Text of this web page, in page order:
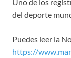
Uno de los
del deporte
Puedes leer la
https://